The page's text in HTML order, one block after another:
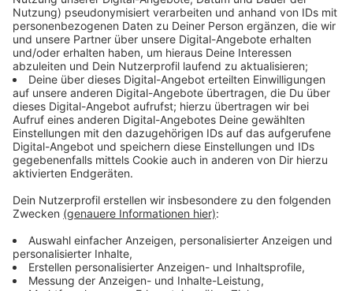
Anzeige
Für uns Menschen ist die Asiatische Hornisse nicht
gefährlicher als heimische Wespen oder Hornissen,
aber sie stellt eine Gefahr für unsere Bienenvölker dar.
Darauf weist der Kreis Borken hin.Er bittet darum,
weitere Sichtungen zu melden,damit dieses
gebietsfremde Insekt bekämpft werden kann.
Bitte jede Sichtung mit genauer Standortangabe -
gerne auch inklusive Foto - per E-Mail senden an die
borken.de
Hier gibt es weitere Infos über die Asiatische